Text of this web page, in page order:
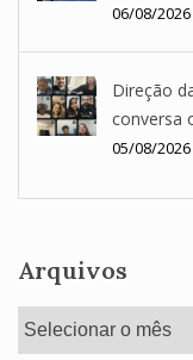
06/08/2026
Direção
conversa
05/08/2026
Arquivos
Arquivos